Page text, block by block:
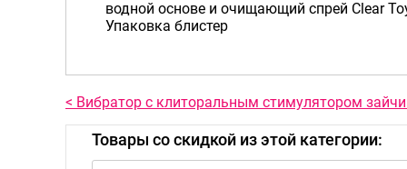
водной основе и очищающий спрей Clear
Упаковка блистер
< Вибратор с клиторальным стимулятором
Товары со скидкой из этой категории: